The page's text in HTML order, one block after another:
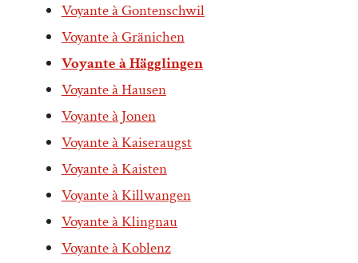
Voyante à Gontenschwil
Voyante à Gränichen
Voyante à Hägglingen
Voyante à Hausen
Voyante à Jonen
Voyante à Kaiseraugst
Voyante à Kaisten
Voyante à Killwangen
Voyante à Klingnau
Voyante à Koblenz